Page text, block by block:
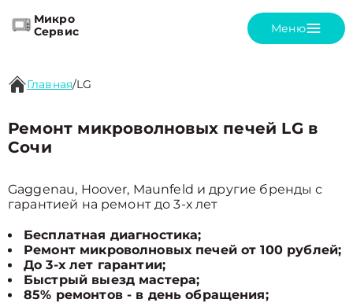
Микро
Сервис
Меню
Главная/LG
Ремонт микроволновых печей LG в
Сочи
Gaggenau, Hoover, Maunfeld и другие бренды с
гарантией на ремонт до 3-х лет
Бесплатная диагностика;
Ремонт микроволновых печей от 100 рублей;
До 3-х лет гарантии;
Быстрый выезд мастера;
85% ремонтов - в день обращения;